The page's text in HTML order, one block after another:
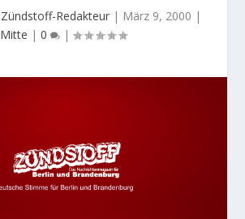
Zündstoff-Redakteur| März 9, 2000 |
Mitte | 0 |